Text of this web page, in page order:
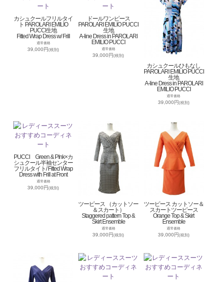
カシュクールフリルタイ
ト PAROLARI EMILIO
PUCCI生地
Fitted Wrap Dress w/ Frill
通常価格
39,000円(税別)
ドールワンピース
PAROLARI EMILIO PUCCI
生地
A-line Dress in PAROLARI
EMILIO PUCCI
通常価格
39,000円(税別)
カシュクールひもなし
PAROLARI EMILIO PUCCI
生地
A-line Dress in PAROLARI
EMILIO PUCCI
通常価格
39,000円(税別)
PUCCI Green & PInk×カ
シュクール半袖センター
フリルタイト/ Fitted Wrap
Dress with Frill at Front
通常価格
39,000円(税別)
ツーピース （カットソー
＆スカート）
Staggered pattern Top &
Skirt Ensemble
通常価格
39,000円(税別)
ツーピース カットソー＆
スカートツーピース
Orange Top & Skirt
Ensemble
通常価格
39,000円(税別)